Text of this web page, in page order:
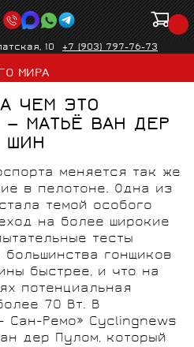
10 +7 (903) 797-76-73
МИРА
ЧЁМ ЭТО
— МАТЬЁ ВАН ДЕР
ШИН
меняется так же
в пелотоне. Одна из
темой особого
на более широкие
тесты
гонщиков
быстрее, и что на
потенциальная
70 Вт. В
Сан-Ремо» Cyclingnews
дер Пулом, который